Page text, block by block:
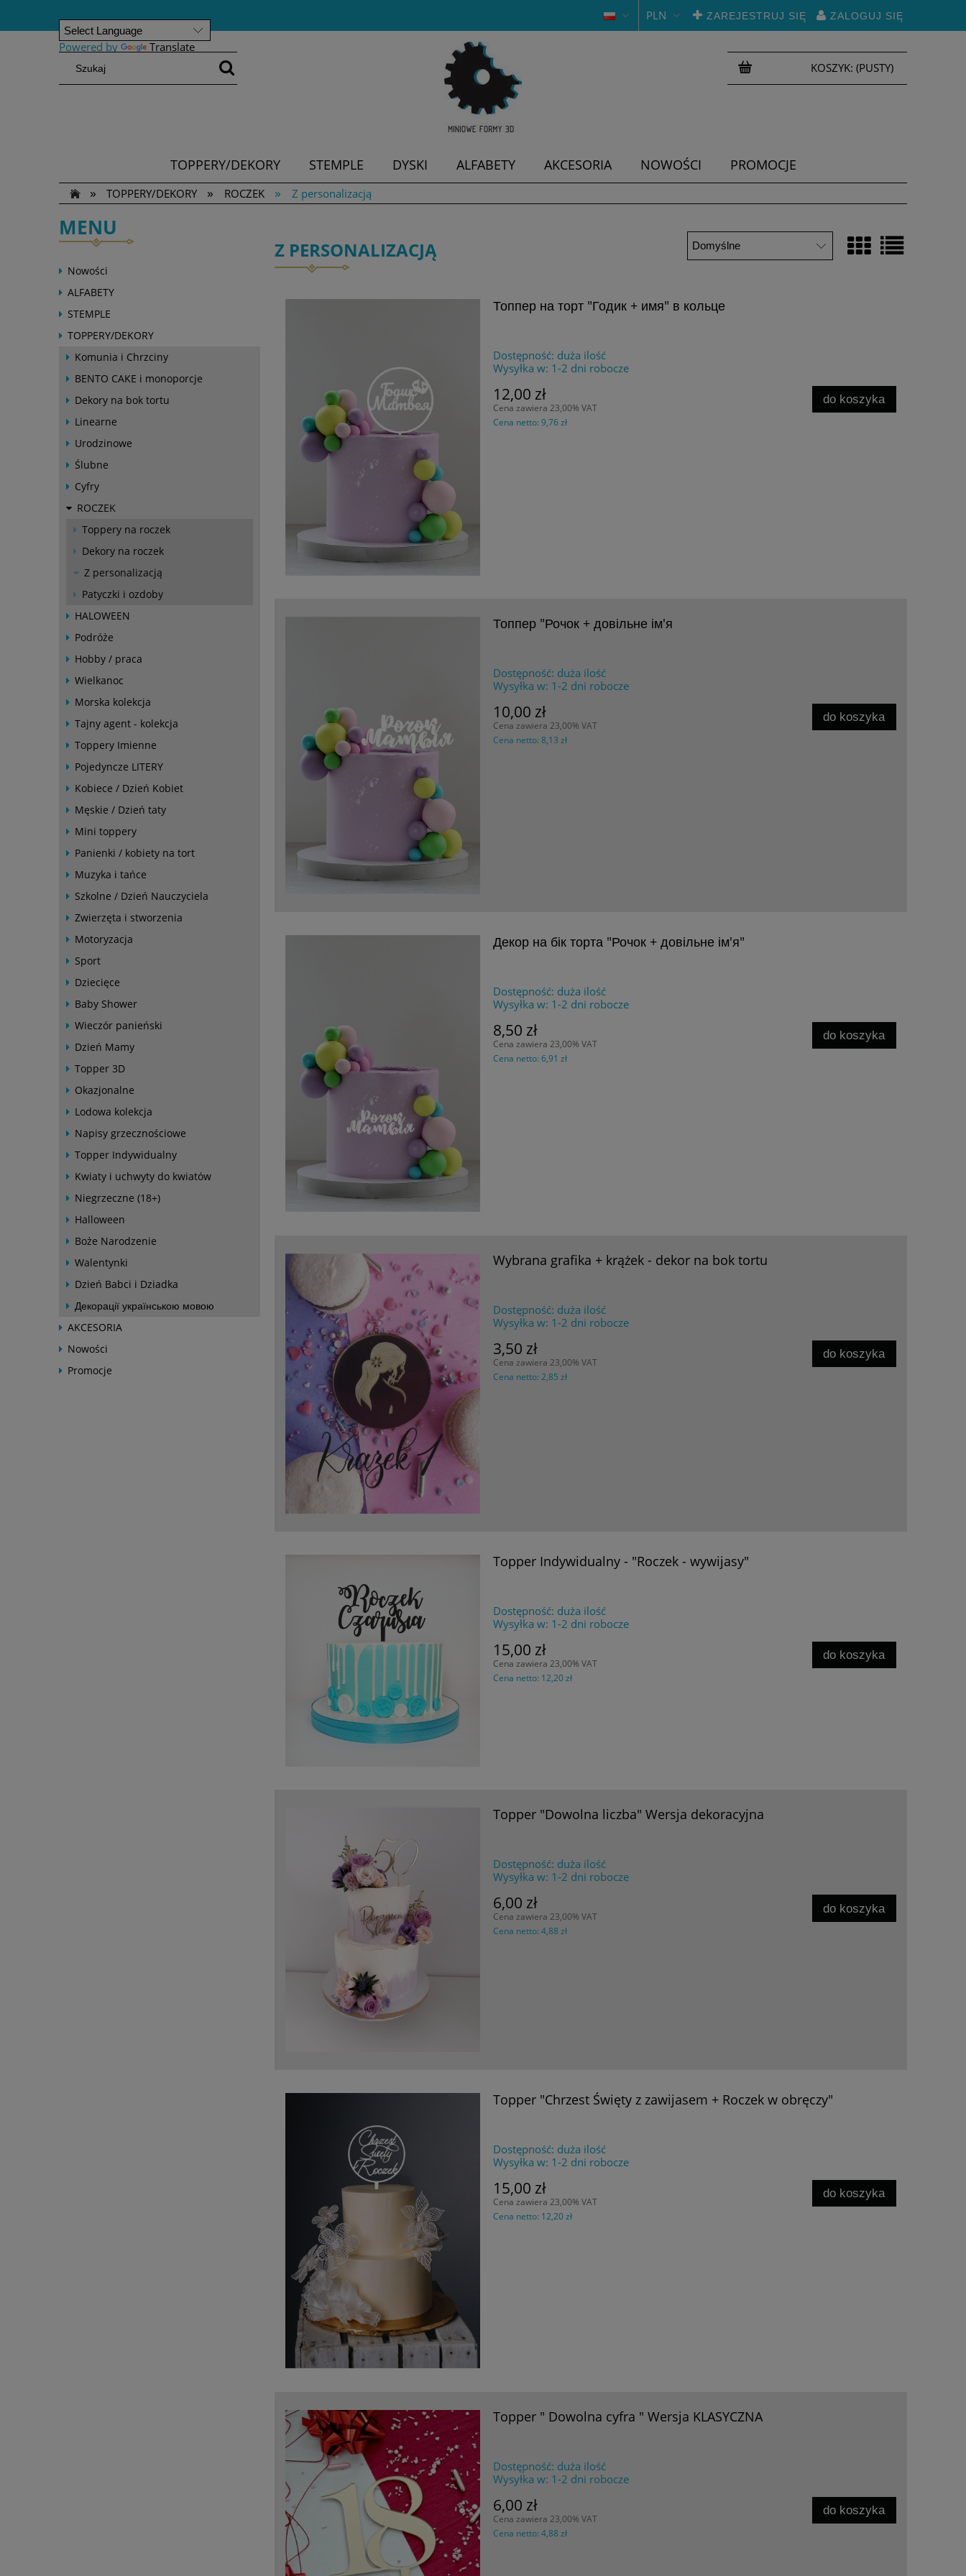
Powered by Translate
ZAREJESTRUJ SIĘ ZALOGUJ SIĘ
PLN
KOSZYK: (PUSTY)
TOPPERY/DEKORY STEMPLE DYSKI ALFABETY AKCESORIA NOWOŚCI
PROMOCJE
»
TOPPERY/DEKORY » ROCZEK » Z personalizacją
MENU
Nowości
ALFABETY
STEMPLE
TOPPERY/DEKORY
Komunia i Chrzciny
BENTO CAKE i monoporcje
Dekory na bok tortu
Linearne
Urodzinowe
Ślubne
Cyfry
ROCZEK
Toppery na roczek
Dekory na roczek
Z personalizacją
Patyczki i ozdoby
HALOWEEN
Podróże
Hobby / praca
Wielkanoc
Morska kolekcja
Tajny agent - kolekcja
Toppery Imienne
Pojedyncze LITERY
Kobiece / Dzień Kobiet
Męskie / Dzień taty
Mini toppery
Panienki / kobiety na tort
Muzyka i tańce
Szkolne / Dzień Nauczyciela
Zwierzęta i stworzenia
Motoryzacja
Sport
Dziecięce
Baby Shower
Wieczór panieński
Dzień Mamy
Topper 3D
Okazjonalne
Lodowa kolekcja
Napisy grzecznościowe
Topper Indywidualny
Kwiaty i uchwyty do kwiatów
Niegrzeczne (18+)
Halloween
Boże Narodzenie
Walentynki
Dzień Babci i Dziadka
Декорації українською мовою
AKCESORIA
Nowości
Promocje
Z PERSONALIZACJĄ
Топпер на торт "Годик + имя" в кольце
Dostępność: duża ilość
Wysyłka w: 1-2 dni robocze
12,00 zł
Cena zawiera 23,00% VAT
Cena netto:9,76 zł
do koszyka
Топпер "Рочок + довільне ім'я
Dostępność: duża ilość
Wysyłka w: 1-2 dni robocze
10,00 zł
Cena zawiera 23,00% VAT
Cena netto:8,13 zł
do koszyka
Декор на бік торта "Рочок + довільне ім'я"
Dostępność: duża ilość
Wysyłka w: 1-2 dni robocze
8,50 zł
Cena zawiera 23,00% VAT
Cena netto:6,91 zł
do koszyka
Wybrana grafika + krążek - dekor na bok tortu
Dostępność: duża ilość
Wysyłka w: 1-2 dni robocze
3,50 zł
Cena zawiera 23,00% VAT
Cena netto:2,85 zł
do koszyka
Topper Indywidualny - "Roczek - wywijasy"
Dostępność: duża ilość
Wysyłka w: 1-2 dni robocze
15,00 zł
Cena zawiera 23,00% VAT
Cena netto: 12,20 zł
do koszyka
Topper "Dowolna liczba" Wersja dekoracyjna
Dostępność: duża ilość
Wysyłka w: 1-2 dni robocze
6,00 zł
Cena zawiera 23,00% VAT
Cena netto:4,88 zł
do koszyka
Topper "Chrzest Święty z zawijasem + Roczek w obręczy"
Dostępność: duża ilość
Wysyłka w: 1-2 dni robocze
15,00 zł
Cena zawiera 23,00% VAT
Cena netto: 12,20 zł
do koszyka
Topper " Dowolna cyfra " Wersja KLASYCZNA
Dostępność: duża ilość
Wysyłka w: 1-2 dni robocze
6,00 zł
Cena zawiera 23,00% VAT
Cena netto:4,88 zł
do koszyka